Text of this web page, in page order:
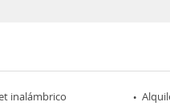
inalámbrico